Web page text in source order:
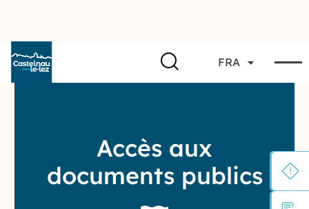
FRA
Accès aux
documents publics